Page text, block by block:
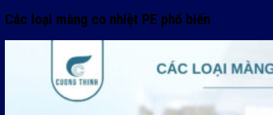
Các loại màng co nhiệt PE phổ biến